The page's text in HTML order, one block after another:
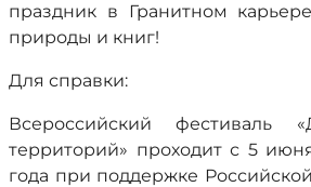
праздник в Гранитном
природы и книг!
Для справки:
Всероссийский фестиваль
территорий» проходит с 5
года при поддержке